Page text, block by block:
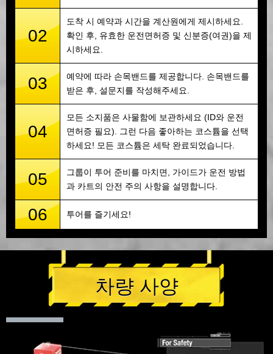
02
도착 시 예약과 시간을 계산원에게 제시하세요.
확인 후, 유효한 운전면허증 및 신분증(여권)을 제
시하세요.
03
예약에 따라 손목밴드를 제공합니다. 손목밴드를
받은 후, 설문지를 작성해주세요.
04
모든 소지품은 사물함에 보관하세요 (ID와 운전
면허증 필요). 그런 다음 좋아하는 코스튬을 선택
하세요! 모든 코스튬은 세탁 완료되었습니다.
05
그룹이 투어 준비를 마치면, 가이드가 운전 방법
과 카트의 안전 주의 사항을 설명합니다.
06 투어를 즐기세요!
차량 사양